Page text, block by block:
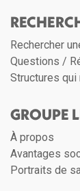
Rechercher
Questions /
Structures qui
GROUPE
À propos
Avantages
Portraits de